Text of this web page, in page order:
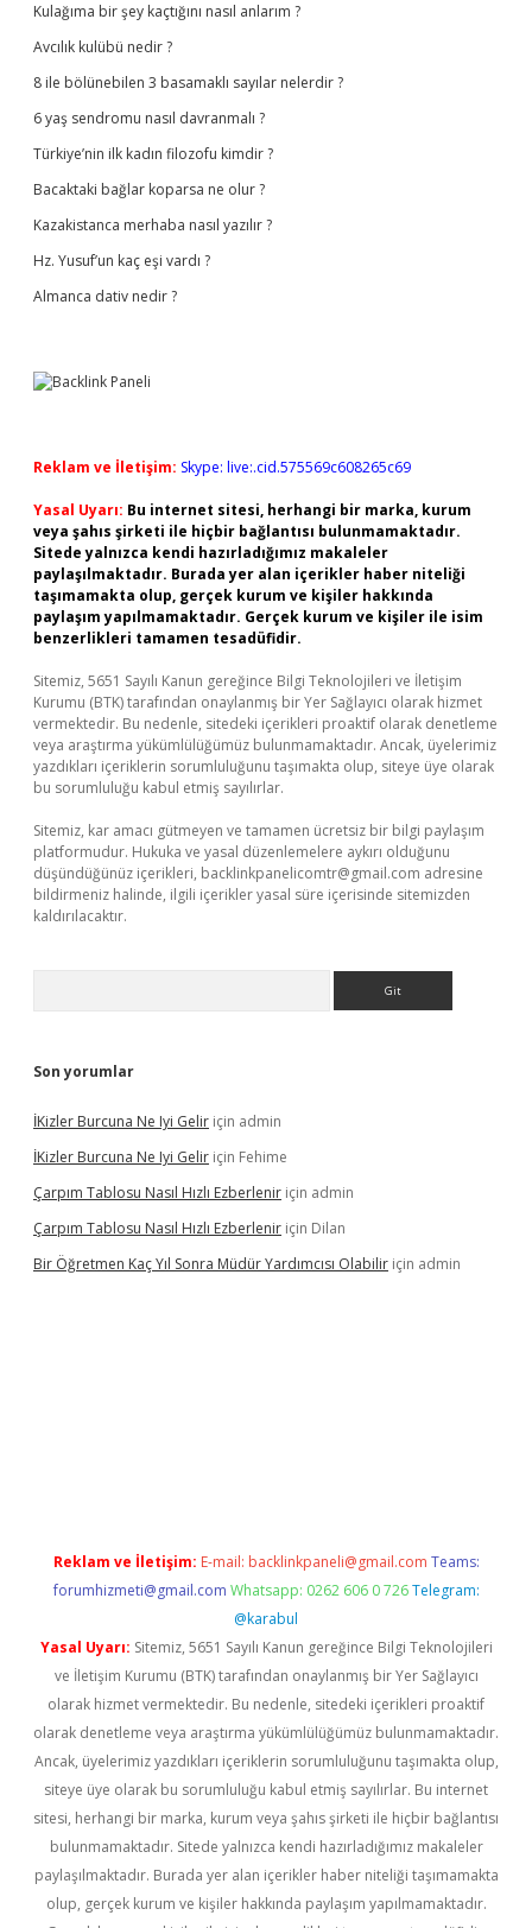
Kulağıma bir şey kaçtığını nasıl anlarım ?
Avcılık kulübü nedir ?
8 ile bölünebilen 3 basamaklı sayılar nelerdir ?
6 yaş sendromu nasıl davranmalı ?
Türkiye’nin ilk kadın filozofu kimdir ?
Bacaktaki bağlar koparsa ne olur ?
Kazakistanca merhaba nasıl yazılır ?
Hz. Yusuf’un kaç eşi vardı ?
Almanca dativ nedir ?
Reklam ve İletişim: Skype: live:.cid.575569c608265c69
Yasal Uyarı: Bu internet sitesi, herhangi bir marka, kurum
veya şahıs şirketi ile hiçbir bağlantısı bulunmamaktadır.
Sitede yalnızca kendi hazırladığımız makaleler
paylaşılmaktadır. Burada yer alan içerikler haber niteliği
taşımamakta olup, gerçek kurum ve kişiler hakkında
paylaşım yapılmamaktadır. Gerçek kurum ve kişiler ile isim
benzerlikleri tamamen tesadüfidir.
Sitemiz, 5651 Sayılı Kanun gereğince Bilgi Teknolojileri ve İletişim
Kurumu (BTK) tarafından onaylanmış bir Yer Sağlayıcı olarak hizmet
vermektedir. Bu nedenle, sitedeki içerikleri proaktif olarak denetleme
veya araştırma yükümlülüğümüz bulunmamaktadır. Ancak, üyelerimiz
yazdıkları içeriklerin sorumluluğunu taşımakta olup, siteye üye olarak
bu sorumluluğu kabul etmiş sayılırlar.
Sitemiz, kar amacı gütmeyen ve tamamen ücretsiz bir bilgi paylaşım
platformudur. Hukuka ve yasal düzenlemelere aykırı olduğunu
düşündüğünüz içerikleri, backlinkpanelicomtr@gmail.com adresine
bildirmeniz halinde, ilgili içerikler yasal süre içerisinde sitemizden
kaldırılacaktır.
Son yorumlar
İKizler Burcuna Ne Iyi Gelir için admin
İKizler Burcuna Ne Iyi Gelir için Fehime
Çarpım Tablosu Nasıl Hızlı Ezberlenir için admin
Çarpım Tablosu Nasıl Hızlı Ezberlenir için Dilan
Bir Öğretmen Kaç Yıl Sonra Müdür Yardımcısı Olabilir için admin
Reklam ve İletişim: E-mail: backlinkpaneli@gmail.com Teams:
forumhizmeti@gmail.com Whatsapp: 0262 606 0 726 Telegram:
@karabul
Yasal Uyarı: Sitemiz, 5651 Sayılı Kanun gereğince Bilgi Teknolojileri
ve İletişim Kurumu (BTK) tarafından onaylanmış bir Yer Sağlayıcı
olarak hizmet vermektedir. Bu nedenle, sitedeki içerikleri proaktif
olarak denetleme veya araştırma yükümlülüğümüz bulunmamaktadır.
Ancak, üyelerimiz yazdıkları içeriklerin sorumluluğunu taşımakta olup,
siteye üye olarak bu sorumluluğu kabul etmiş sayılırlar. Bu internet
sitesi, herhangi bir marka, kurum veya şahıs şirketi ile hiçbir bağlantısı
bulunmamaktadır. Sitede yalnızca kendi hazırladığımız makaleler
paylaşılmaktadır. Burada yer alan içerikler haber niteliği taşımamakta
olup, gerçek kurum ve kişiler hakkında paylaşım yapılmamaktadır.